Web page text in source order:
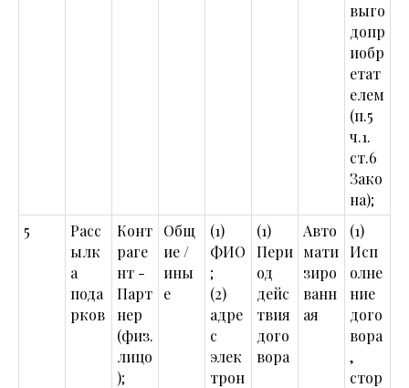
выго
допр
иобр
етат
елем
(п.5
ч.1.
ст.6
Зако
на);
5
Расс
ылк
а
пода
рков
Конт
раге
нт -
Парт
нер
(физ.
лицо
);
Общ
ие /
ины
е
(1)
ФИО
;
(2)
адре
с
элек
трон
(1)
Пери
од
дейс
твия
дого
вора
Авто
мати
зиро
ванн
ая
(1)
Исп
олне
ние
дого
вора
,
стор